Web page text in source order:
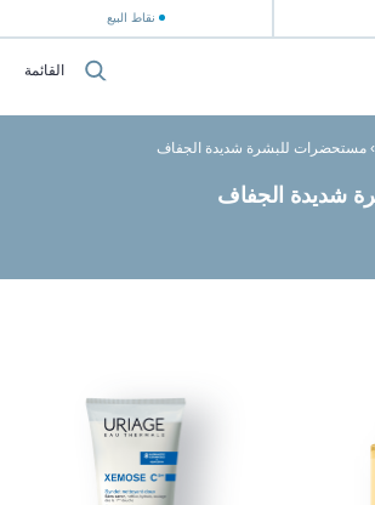
نقاط البيع
القائمة
› مستحضرات للبشرة شديدة الجفاف
شديدة الجفاف